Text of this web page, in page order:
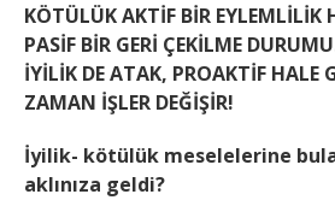
KÖTÜLÜK AKTİF BİR EYLEMLİLİK
PASİF BİR GERİ ÇEKİLME
İYİLİK DE ATAK, PROAKTİF HALE
ZAMAN İŞLER DEĞİŞİR!
İyilik- kötülük meselelerine
aklınıza geldi?